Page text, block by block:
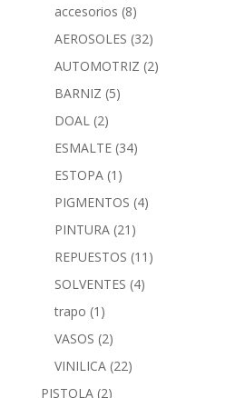
accesorios (8)
AEROSOLES (32)
AUTOMOTRIZ (2)
BARNIZ (5)
DOAL (2)
ESMALTE (34)
ESTOPA (1)
PIGMENTOS (4)
PINTURA (21)
REPUESTOS (11)
SOLVENTES (4)
trapo (1)
VASOS (2)
VINILICA (22)
PISTOLA (2)